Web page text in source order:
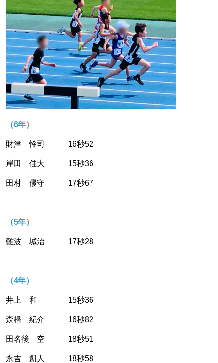
（6年）
財津 怜司 16秒52
岸田 佳大 15秒36
田村 優守 17秒67
（5年）
難波 城治 17秒28
（4年）
井上 和 15秒36
森橋 紀介 16秒82
田名後 空 18秒51
永吉 凱人 18秒58